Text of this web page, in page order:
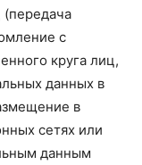
с
круга лиц,
данных в
в
сетях или
данным